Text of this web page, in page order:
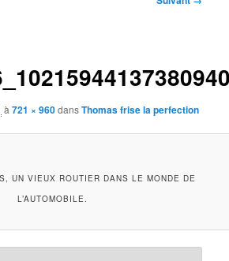
à721 × 960dansThomas frise la perfection
UN VIEUX ROUTIER DANS LE MONDE DE
L’AUTOMOBILE.